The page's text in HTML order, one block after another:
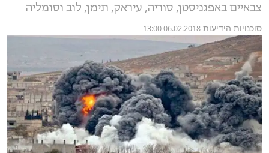
צבאיים באפגניסטן, סוריה, עיראק, תימן, לוב וסומליה
סוכנויות הידיעות 06.02.2018 13:00